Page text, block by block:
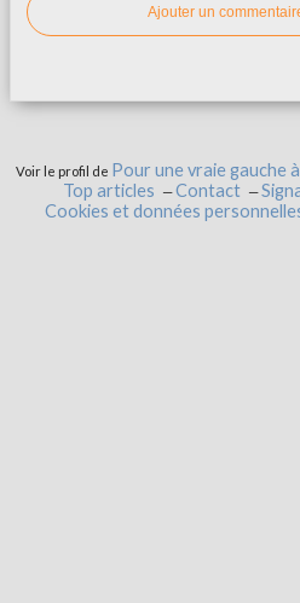
Ajouter un
Voir le profil de Pour une vraie gauche
Top articles Contact
Cookies et données